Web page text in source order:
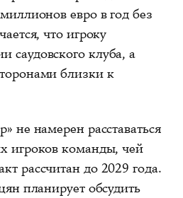
евро в год без
что игроку
клуба, а
близки к
не намерен расставаться
игроков команды, чей
рассчитан до 2029 года.
планирует обсудить